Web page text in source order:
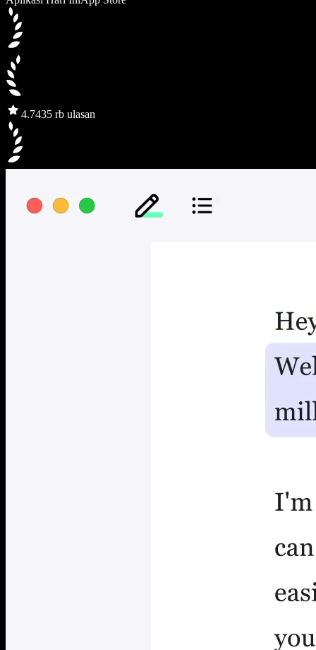
4.7435 rb ulasan